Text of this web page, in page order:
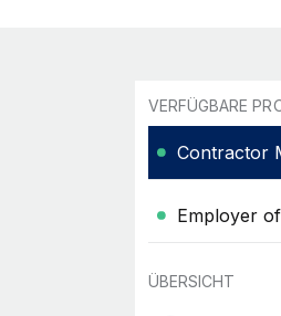
VERFÜGBARE
Contractor
Employer
ÜBERSICHT